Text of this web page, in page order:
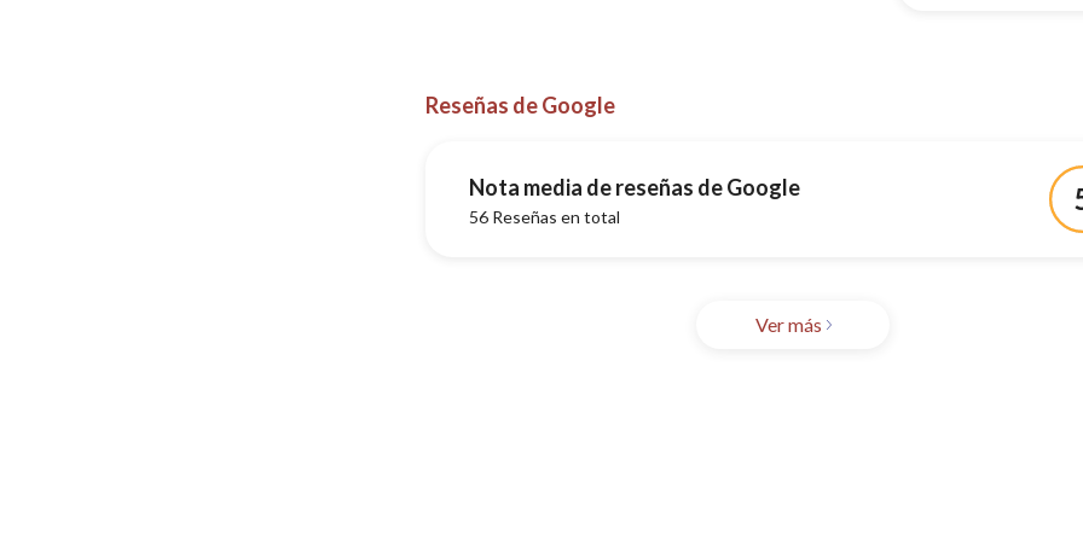
Reseñas de Google
Nota media de reseñas de Google
56 Reseñas en total
Ver más